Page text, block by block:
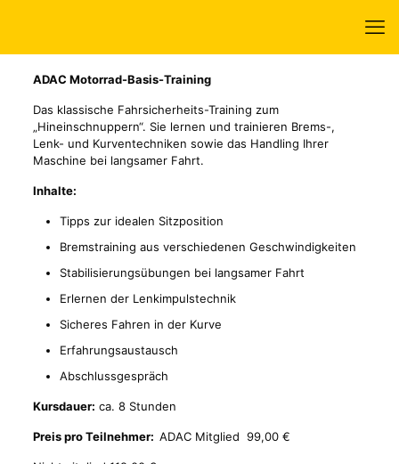
ADAC Motorrad-Basis-Training
Das klassische Fahrsicherheits-Training zum
„Hineinschnuppern“. Sie lernen und trainieren Brems-,
Lenk- und Kurventechniken sowie das Handling Ihrer
Maschine bei langsamer Fahrt.
Inhalte:
Tipps zur idealen Sitzposition
Bremstraining aus verschiedenen Geschwindigkeiten
Stabilisierungsübungen bei langsamer Fahrt
Erlernen der Lenkimpulstechnik
Sicheres Fahren in der Kurve
Erfahrungsaustausch
Abschlussgespräch
Kursdauer: ca. 8 Stunden
Preis pro Teilnehmer: ADAC Mitglied 99,00 €